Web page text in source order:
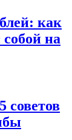
как
на
советов